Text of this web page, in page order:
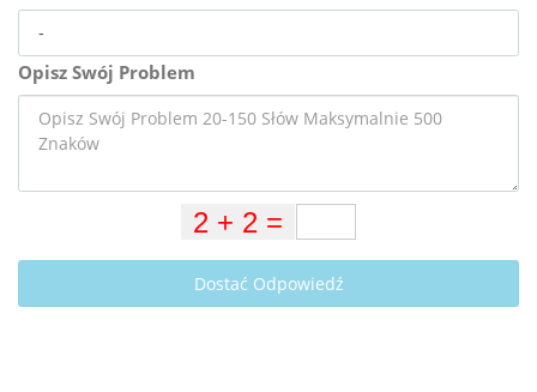
Opisz Swój Problem
Dostać Odpowiedź